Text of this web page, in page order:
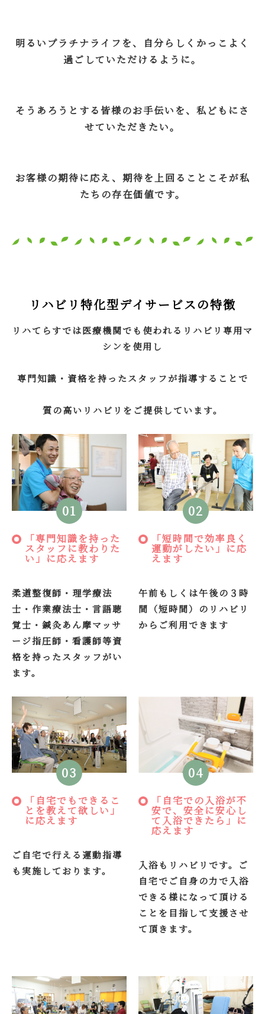
明るいプラチナライフを、自分らしくかっこよく
過ごしていただけるように。
そうあろうとする皆様のお手伝いを、私どもにさ
せていただきたい。
お客様の期待に応え、期待を上回ることこそが私
たちの存在価値です。
リハビリ特化型デイサービスの特徴
リハてらすでは医療機関でも使われるリハビリ専用マ
シンを使用し
専門知識・資格を持ったスタッフが指導することで
質の高いリハビリをご提供しています。
01
「専門知識を持った
スタッフに教わりた
い」に応えます
柔道整復師・理学療法
士・作業療法士・言語聴
覚士・鍼灸あん摩マッサ
ージ指圧師・看護師等資
格を持ったスタッフがい
ます。
02
「短時間で効率良く
運動がしたい」に応
えます
午前もしくは午後の３時
間（短時間）のリハビリ
からご利用できます
03
「自宅でもできるこ
とを教えて欲しい」
に応えます
ご自宅で行える運動指導
も実施しております。
04
「自宅での入浴が不
安で、安全に安心し
て入浴できたら」に
応えます
入浴もリハビリです。ご
自宅でご自身の力で入浴
できる様になって頂ける
ことを目指して支援させ
て頂きます。